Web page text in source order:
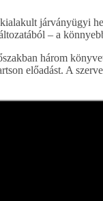
járványügyi
– a
három
előadást. A